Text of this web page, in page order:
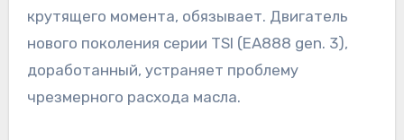
крутящего момента, обязывает. Двигатель
нового поколения серии TSI (EA888 gen. 3),
доработанный, устраняет проблему
чрезмерного расхода масла.